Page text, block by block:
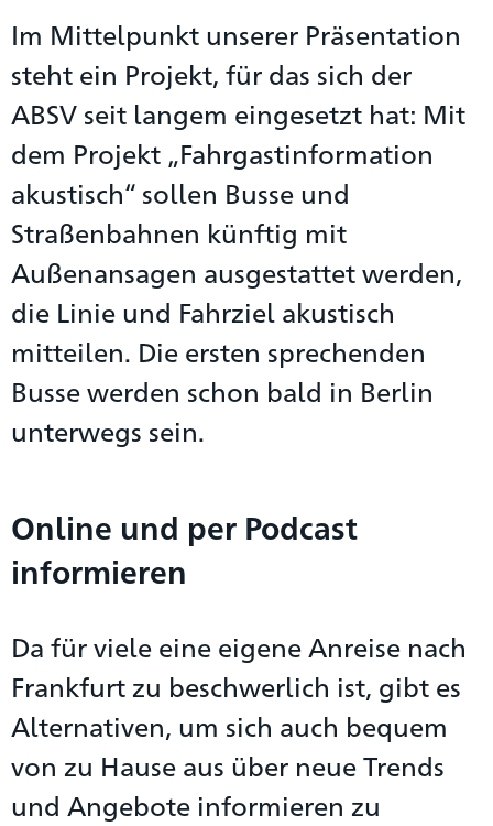
Im Mittelpunkt unserer Präsentation
steht ein Projekt, für das sich der
ABSV seit langem eingesetzt hat: Mit
dem Projekt „Fahrgastinformation
akustisch“ sollen Busse und
Straßenbahnen künftig mit
Außenansagen ausgestattet werden,
die Linie und Fahrziel akustisch
mitteilen. Die ersten sprechenden
Busse werden schon bald in Berlin
unterwegs sein.
Online und per Podcast
informieren
Da für viele eine eigene Anreise nach
Frankfurt zu beschwerlich ist, gibt es
Alternativen, um sich auch bequem
von zu Hause aus über neue Trends
und Angebote informieren zu